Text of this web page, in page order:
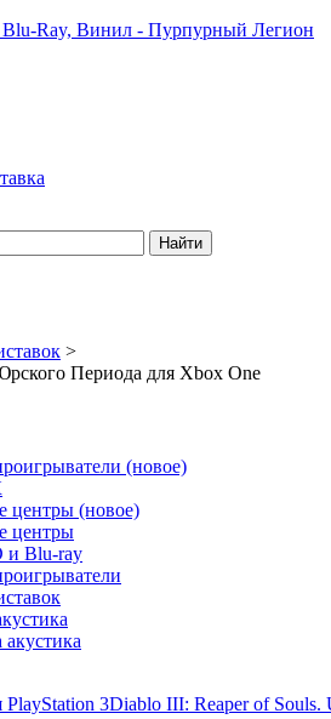
Найти
>
Периода для Xbox One
(новое)
центры (новое)
центры
и Blu-ray
PlayStation 3Diablo III: Reaper of Souls.